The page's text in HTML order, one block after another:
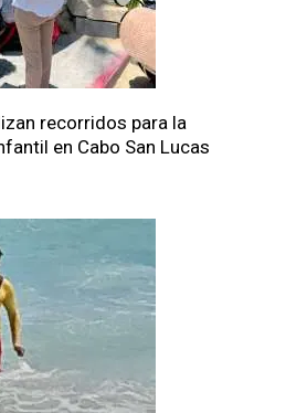
recorridos para la
en Cabo San Lucas